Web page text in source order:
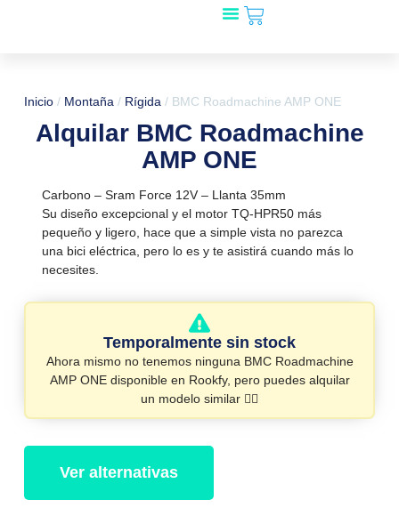
Inicio/ Montaña/ Rígida/ BMC Roadmachine AMP ONE
Alquilar BMC Roadmachine
AMP ONE
Carbono – Sram Force 12V – Llanta 35mm
Su diseño excepcional y el motor TQ-HPR50 más
pequeño y ligero, hace que a simple vista no parezca
una bici eléctrica, pero lo es y te asistirá cuando más lo
necesites.
Temporalmente sin stock
Ahora mismo no tenemos ninguna BMC Roadmachine
AMP ONE disponible en Rookfy, pero puedes alquilar
un modelo similar 👇🏻
Ver alternativas